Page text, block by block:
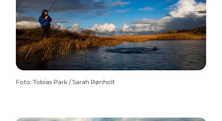
Foto: Tobias Park / Sarah Rønholt